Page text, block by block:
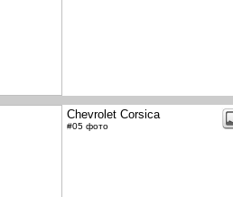
Chevrolet Corsica
#05 фото